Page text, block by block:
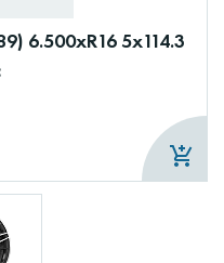
6.500xR16 5x114.3